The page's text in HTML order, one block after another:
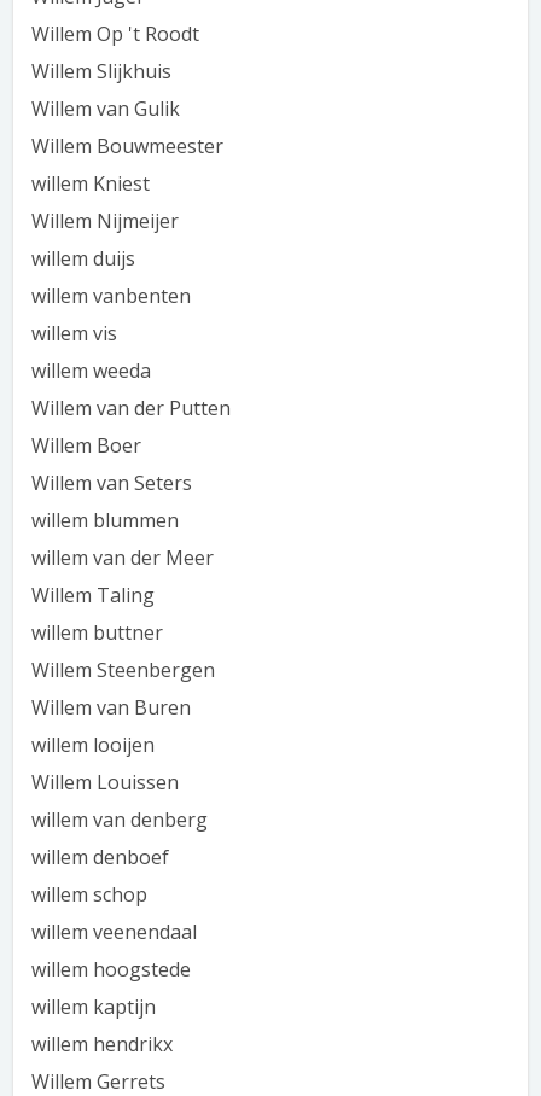
Willem Op 't Roodt
Willem Slijkhuis
Willem van Gulik
Willem Bouwmeester
willem Kniest
Willem Nijmeijer
willem duijs
willem vanbenten
willem vis
willem weeda
Willem van der Putten
Willem Boer
Willem van Seters
willem blummen
willem van der Meer
Willem Taling
willem buttner
Willem Steenbergen
Willem van Buren
willem looijen
Willem Louissen
willem van denberg
willem denboef
willem schop
willem veenendaal
willem hoogstede
willem kaptijn
willem hendrikx
Willem Gerrets